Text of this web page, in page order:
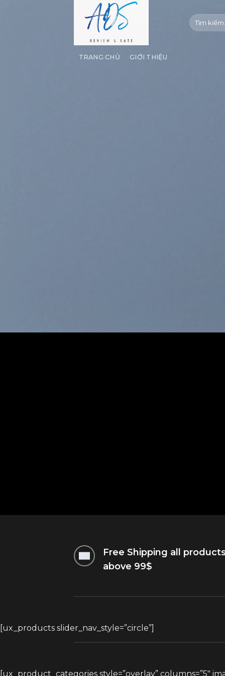
TRANG CHỦ GIỚI THIỆU
TO
Free Shipping all
above 99$
[ux_products slider_nav_style=”circle”]
[ux_product_categories style=”overlay” columns=”5″